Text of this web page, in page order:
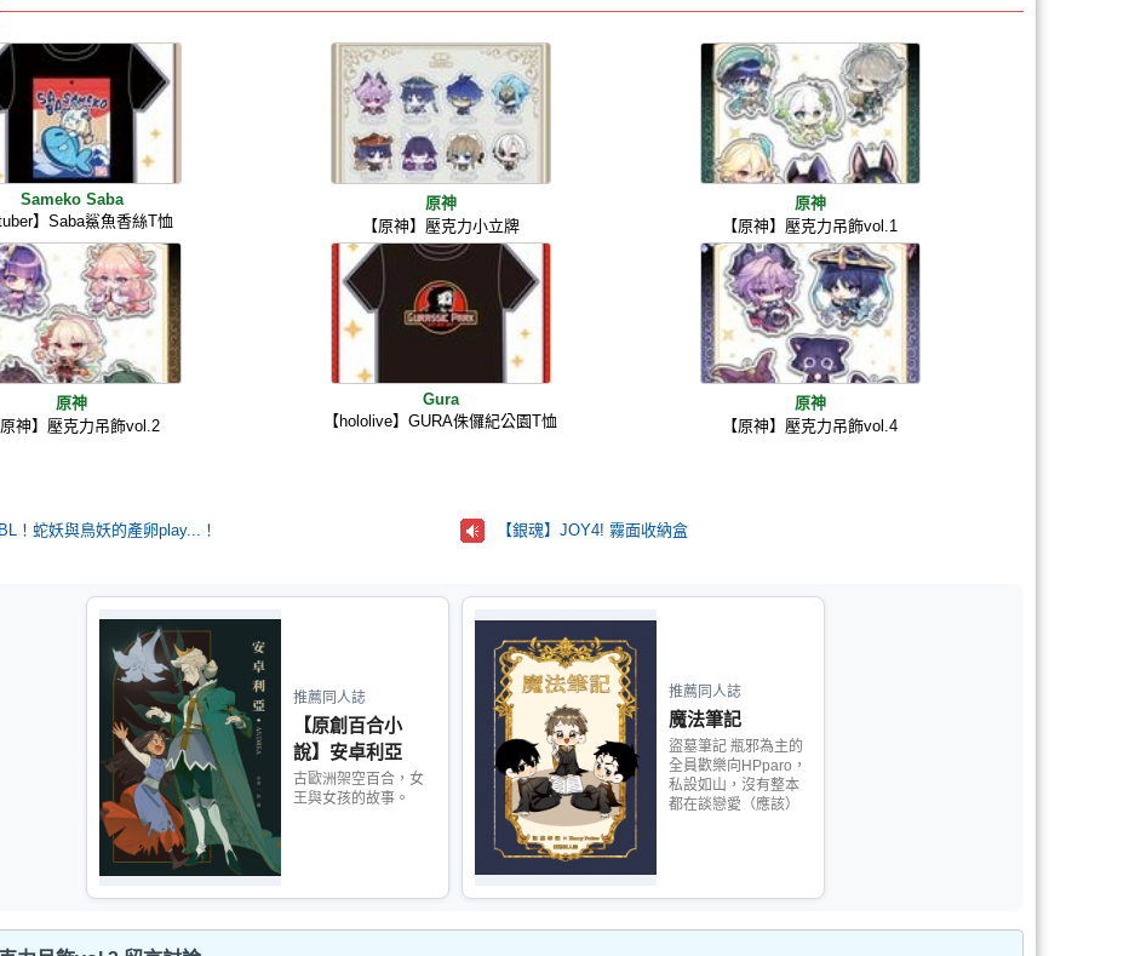
Sameko Saba
】Saba鯊魚香絲T恤
原神
【原神】壓克力小立牌
原神
【原神】壓克力吊飾vol.1
原神
原神】壓克力吊飾vol.2
Gura
【hololive】GURA侏儸紀公園T恤
原神
【原神】壓克力吊飾vol.4
！蛇妖與鳥妖的產卵play...！ 【銀魂】JOY4! 霧面收納盒
推薦同人誌
【原創百合小
說】安卓利亞
古歐洲架空百合，女
王與女孩的故事。
推薦同人誌
魔法筆記
盜墓筆記 瓶邪為主的
全員歡樂向HPparo，
私設如山，沒有整本
都在談戀愛（應該）